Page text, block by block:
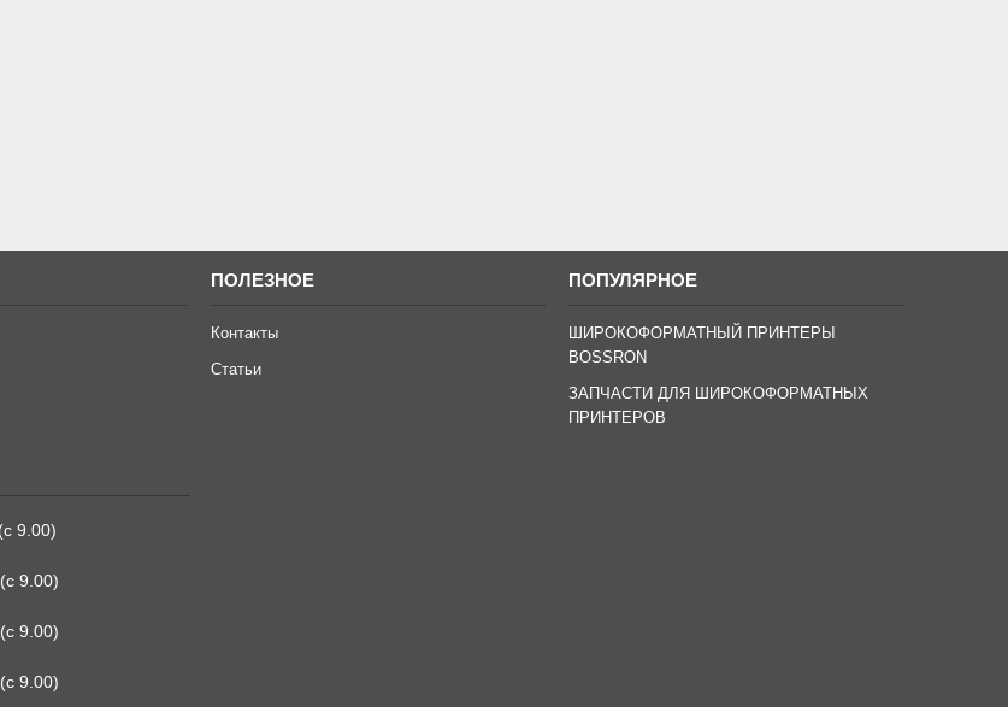
ПОЛЕЗНОЕ
Контакты
Статьи
ПОПУЛЯРНОЕ
ШИРОКОФОРМАТНЫЙ ПРИНТЕРЫ
BOSSRON
ЗАПЧАСТИ ДЛЯ ШИРОКОФОРМАТНЫХ
ПРИНТЕРОВ
с 9.00
с 9.00
с 9.00
с 9.00